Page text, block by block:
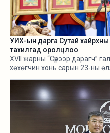
УИХ-ын дарга Сутай хайрхны
тахилгад оролцлоо
XVII жарны “Сүрээр дарагч”
хөхөгчин хонь сарын 23-ны
боллоо.